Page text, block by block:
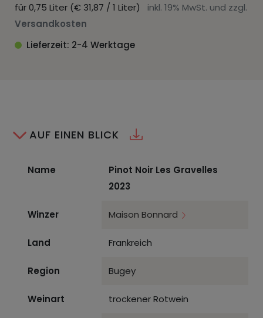
für 0,75 Liter (€ 31,87 / 1 Liter) inkl. 19% MwSt. und zzgl.
Versandkosten
Lieferzeit: 2-4 Werktage
AUF EINEN BLICK
Name
Pinot Noir Les Gravelles
2023
Winzer Maison Bonnard
Land Frankreich
Region Bugey
Weinart trockener Rotwein